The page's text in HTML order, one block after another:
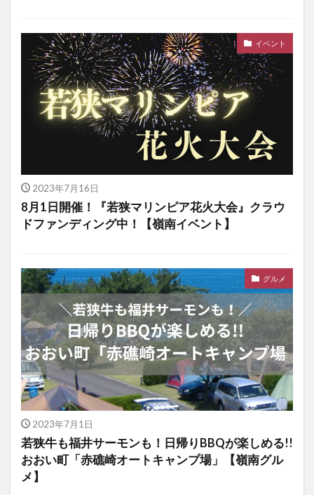
イベント
2023年7月16日
8月1日開催！『若狭マリンピア花火大会』クラウ
ドファンディング中！【嶺南イベント】
グルメ
2023年7月1日
若狭牛も福井サーモンも！日帰りBBQが楽しめる!!
おおい町「赤礁崎オートキャンプ場」【嶺南グル
メ】